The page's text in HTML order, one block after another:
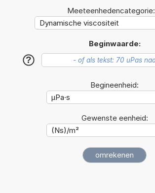
Meeteenhedencategorie:
Beginwaarde:
?
Begineenheid:
Gewenste eenheid: